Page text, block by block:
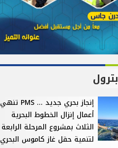
بترول
إنجاز بحري جديد ... PMS تنهي
أعمال إنزال الخطوط البحرية
الثلاث بمشروع المرحلة الرابعة
لتنمية حقل غاز كاموس البحري